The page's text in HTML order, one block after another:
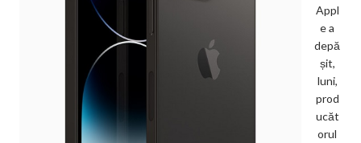
Appl
e a
depă
șit,
luni,
prod
ucăt
orul